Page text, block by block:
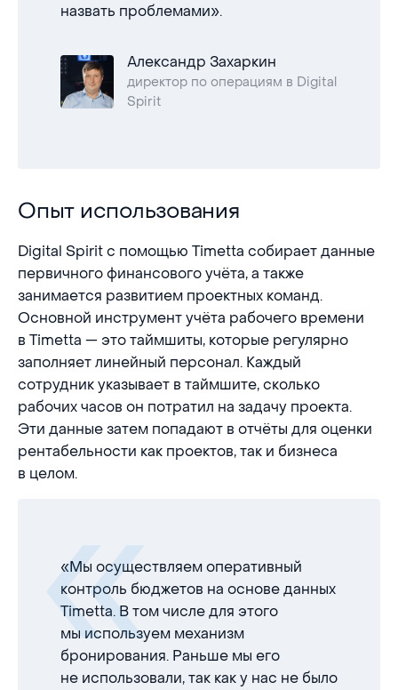
назвать проблемами».
Александр Захаркин
директор по операциям в Digital
Spirit
Опыт использования
Опыт использования
Digital Spirit с помощью Timetta собирает данные
первичного финансового учёта, а также
занимается развитием проектных команд.
Основной инструмент учёта рабочего времени
в Timetta — это таймшиты, которые регулярно
заполняет линейный персонал. Каждый
сотрудник указывает в таймшите, сколько
рабочих часов он потратил на задачу проекта.
Эти данные затем попадают в отчёты для оценки
рентабельности как проектов, так и бизнеса
в целом.
«Мы осуществляем оперативный
контроль бюджетов на основе данных
Timetta. В том числе для этого
мы используем механизм
бронирования. Раньше мы его
не использовали, так как у нас не было